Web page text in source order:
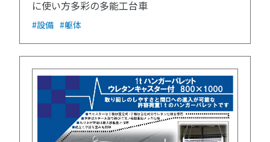
に使い方多彩の多能工台車
#設備 #躯体